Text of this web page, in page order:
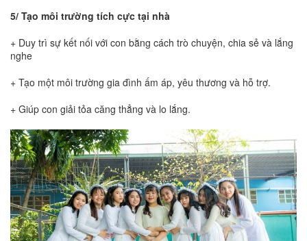
5/ Tạo môi trường tích cực tại nhà
+ Duy trì sự kết nối với con bằng cách trò chuyện, chia sẻ và lắng
nghe
+ Tạo một môi trường gia đình ấm áp, yêu thương và hỗ trợ.
+ Giúp con giải tỏa căng thẳng và lo lắng.